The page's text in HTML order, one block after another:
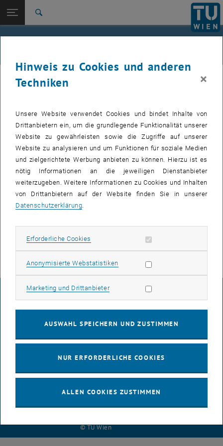
TU Login
Studium
International
Zur 1. Menü Ebene
TU Wien
Zurück: Subseiten von Ich werde Technikerin! auflisten
Zurück zur letzten Ebene:
Ich werde Technikerin!
​​​​​​Mit einem Technikstudium kannst du die Zukunft
Das bietet ein Technikstudium
Sehr gute Karriere- & Verdienstchancen
Viele Unternehmen suchen Technikerinnen
Platz für eigene Ideen und Kreativität
Entwicklung und Implementierung von umweltfreundlichen,
nachhaltigen Technologien
Möglichkeiten, wissenschaftlich zu arbeiten und zu forschen
Die TU Wien bietet an 8 Fakultäten...
© TU Wien# 108870
IMPRESSUM
Hinweis zu Cookies und anderen
Techniken
×
Unsere Website verwendet Cookies und bindet Inhalte von
Drittanbietern ein, um die grundlegende Funktionalität unserer
Website zu gewährleisten sowie die Zugriffe auf unserer
Website zu analysieren und um Funktionen für soziale Medien
und zielgerichtete Werbung anbieten zu können. Hierzu ist es
nötig Informationen an die jeweiligen Dienstanbieter
weiterzugeben. Weitere Informationen zu Cookies und Inhalten
von Drittanbietern auf der Website finden Sie in unserer
Datenschutzerklärung.
Erforderliche Cookies Erforderliche Cookies zulassen
Anonymisierte WebstatistikenStatistik Cookies zulassen
Marketing und DrittanbieterMarketing Cookies zulassen
AUSWAHL SPEICHERN UND ZUSTIMMEN
NUR ERFORDERLICHE COOKIES
ALLEN COOKIES ZUSTIMMEN